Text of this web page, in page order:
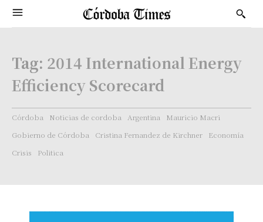
Tag: 2014 International Energy
Efficiency Scorecard
Córdoba Noticias de cordoba Argentina
Mauricio Macri
Gobierno de Córdoba
Cristina Fernandez de Kirchner
Economía
Crisis
Politica